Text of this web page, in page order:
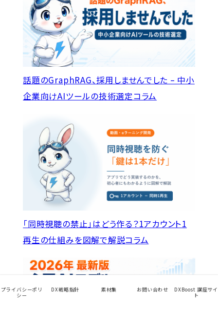
話題のGraphRAG、採用しませんでした – 中小
企業向けAIツールの技術選定コラム
「同時視聴の禁止」はどう作る？1アカウント1
再生の仕組みを図解で解説コラム
プライバシーポリ
シー
DX戦略指針 素材集 お問い合わせ
DXBoost 講座サイ
ト